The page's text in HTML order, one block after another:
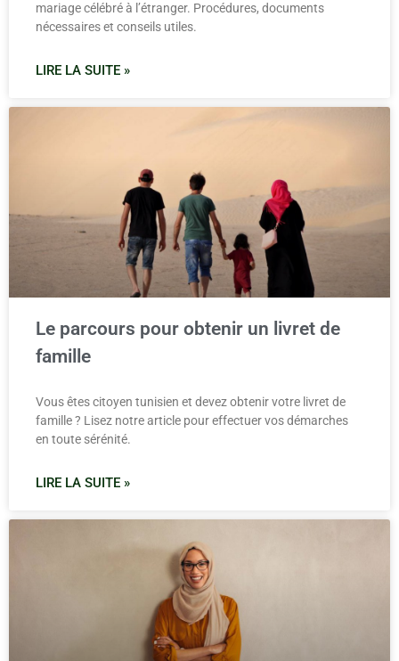
mariage célébré à l’étranger. Procédures, documents
nécessaires et conseils utiles.
LIRE LA SUITE »
Le parcours pour obtenir un livret de
famille
Vous êtes citoyen tunisien et devez obtenir votre livret de
famille ? Lisez notre article pour effectuer vos démarches
en toute sérénité.
LIRE LA SUITE »